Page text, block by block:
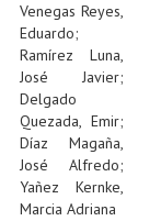
Venegas Reyes,
Eduardo;
Ramírez Luna,
José Javier;
Delgado
Quezada, Emir;
Díaz Magaña,
José Alfredo;
Yañez Kernke,
Marcia Adriana